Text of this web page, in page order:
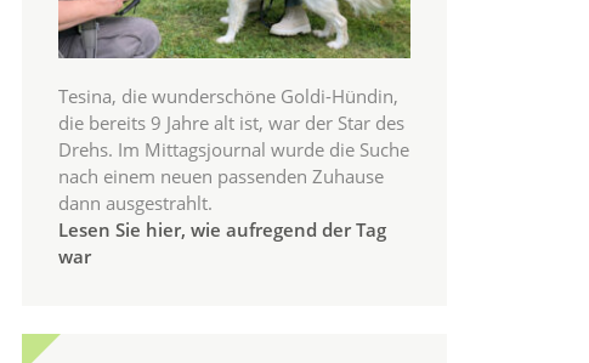
Tesina, die wunderschöne Goldi-Hündin,
die bereits 9 Jahre alt ist, war der Star des
Drehs. Im Mittagsjournal wurde die Suche
nach einem neuen passenden Zuhause
dann ausgestrahlt.
Lesen Sie hier, wie aufregend der Tag
war